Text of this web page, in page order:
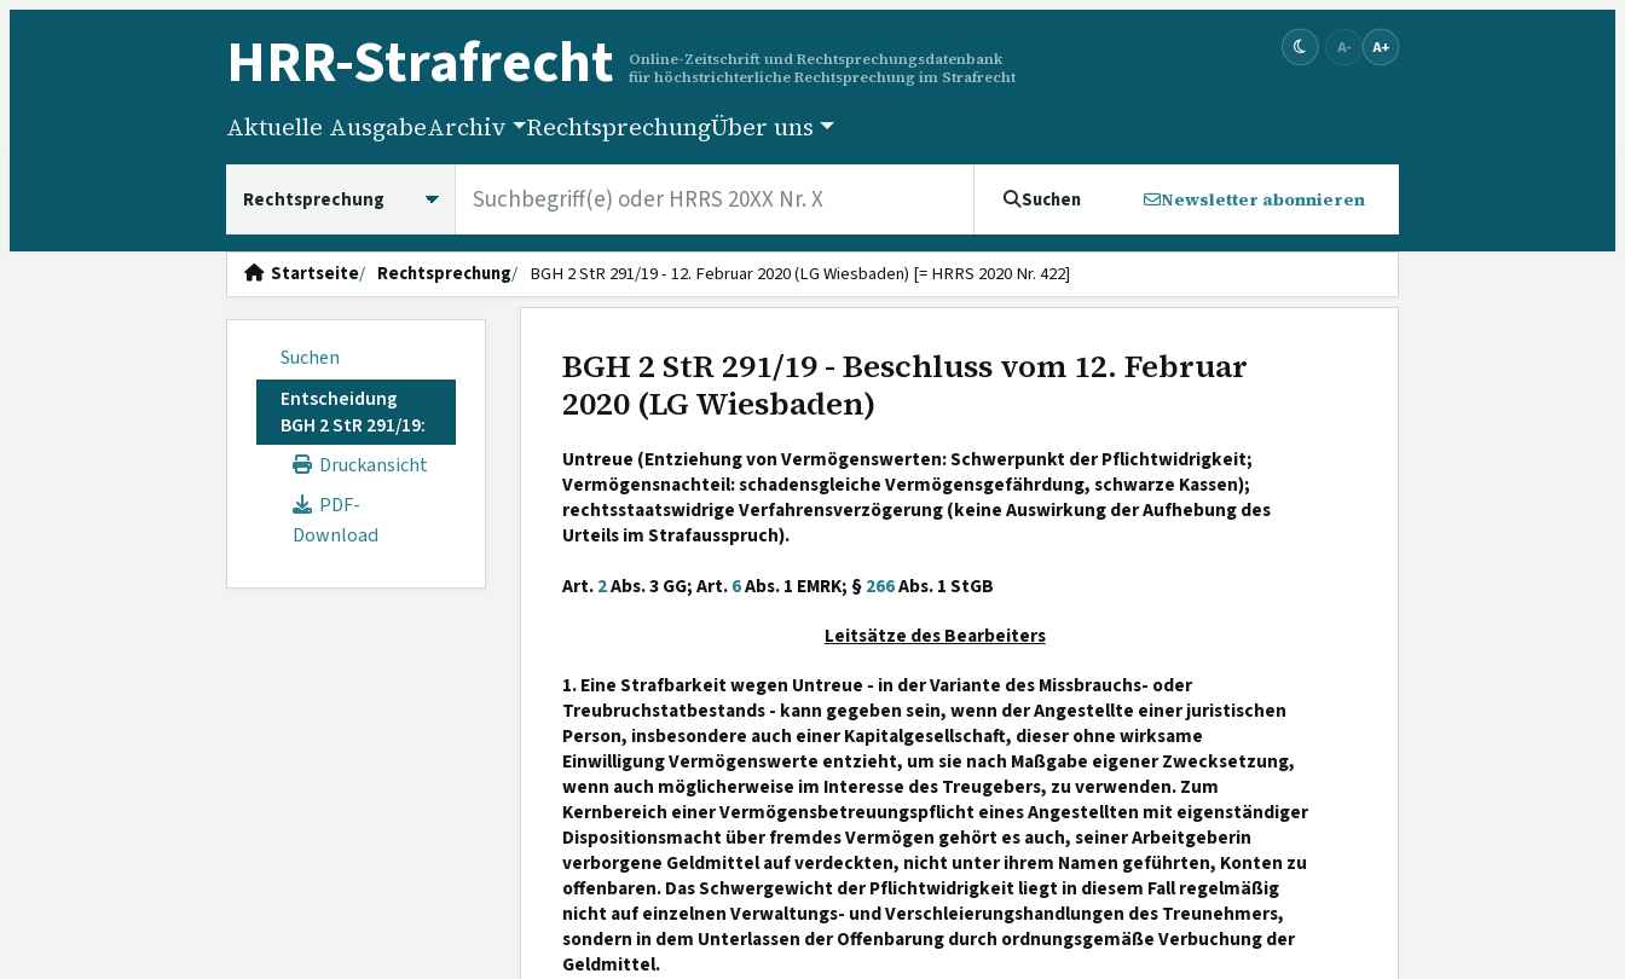
HRR-Strafrecht
Online-Zeitschrift und Rechtsprechungsdatenbank
für höchstrichterliche Rechtsprechung im Strafrecht
A- A+
Aktuelle AusgabeArchiv RechtsprechungÜber uns
Suchen Newsletter abonnieren
Startseite Rechtsprechung BGH 2 StR 291/19 - 12. Februar 2020 (LG Wiesbaden) [= HRRS 2020 Nr. 422]
Suchen
Entscheidung
BGH 2 StR 291/19:
Druckansicht
PDF-
Download
BGH 2 StR 291/19 - Beschluss vom 12. Februar
2020 (LG Wiesbaden)
Untreue (Entziehung von Vermögenswerten: Schwerpunkt der Pflichtwidrigkeit;
Vermögensnachteil: schadensgleiche Vermögensgefährdung, schwarze Kassen);
rechtsstaatswidrige Verfahrensverzögerung (keine Auswirkung der Aufhebung des
Urteils im Strafausspruch).
Art.2Abs. 3 GG; Art.6Abs. 1 EMRK; §266Abs. 1 StGB
Leitsätze des Bearbeiters
1. Eine Strafbarkeit wegen Untreue - in der Variante des Missbrauchs- oder
Treubruchstatbestands - kann gegeben sein, wenn der Angestellte einer juristischen
Person, insbesondere auch einer Kapitalgesellschaft, dieser ohne wirksame
Einwilligung Vermögenswerte entzieht, um sie nach Maßgabe eigener Zwecksetzung,
wenn auch möglicherweise im Interesse des Treugebers, zu verwenden. Zum
Kernbereich einer Vermögensbetreuungspflicht eines Angestellten mit eigenständiger
Dispositionsmacht über fremdes Vermögen gehört es auch, seiner Arbeitgeberin
verborgene Geldmittel auf verdeckten, nicht unter ihrem Namen geführten, Konten zu
offenbaren. Das Schwergewicht der Pflichtwidrigkeit liegt in diesem Fall regelmäßig
nicht auf einzelnen Verwaltungs- und Verschleierungshandlungen des Treunehmers,
sondern in dem Unterlassen der Offenbarung durch ordnungsgemäße Verbuchung der
Geldmittel.